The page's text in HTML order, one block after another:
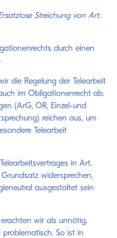
Streichung von Art.
durch einen
die Regelung der Telearbeit
im Obligationenrecht ab.
(ArG, OR, Einzel-und
reichen aus, um
Telearbeit
in Art.
widersprechen,
ausgestaltet sein
wir als unnötig,
So ist in